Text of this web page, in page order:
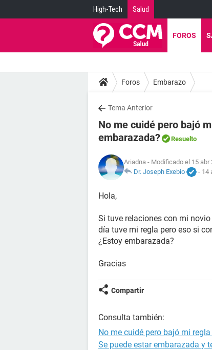
High-Tech Salud
FOROS
Foros Embarazo
Tema Anterior
No me cuidé pero bajó
embarazada?
Resuelto
Ariadna - Modificado el 15 abr
Dr. Joseph Exebio
- 14
Hola,
Si tuve relaciones con mi
día tuve mi regla pero eso si
¿Estoy embarazada?
Gracias
Compartir
Consulta también:
No me cuidé pero bajó mi
Se puede estar embarazada y